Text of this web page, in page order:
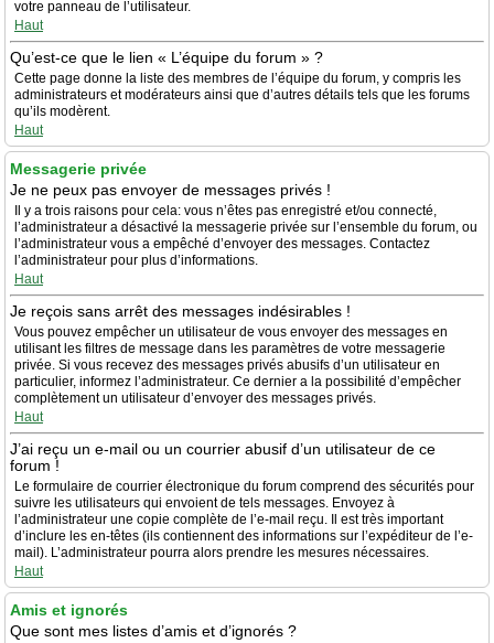
votre panneau de l’utilisateur.
Haut
Qu’est-ce que le lien « L’équipe du forum » ?
Cette page donne la liste des membres de l’équipe du forum, y compris les
administrateurs et modérateurs ainsi que d’autres détails tels que les forums
qu’ils modèrent.
Haut
Messagerie privée
Je ne peux pas envoyer de messages privés !
Il y a trois raisons pour cela: vous n’êtes pas enregistré et/ou connecté,
l’administrateur a désactivé la messagerie privée sur l’ensemble du forum, ou
l’administrateur vous a empêché d’envoyer des messages. Contactez
l’administrateur pour plus d’informations.
Haut
Je reçois sans arrêt des messages indésirables !
Vous pouvez empêcher un utilisateur de vous envoyer des messages en
utilisant les filtres de message dans les paramètres de votre messagerie
privée. Si vous recevez des messages privés abusifs d’un utilisateur en
particulier, informez l’administrateur. Ce dernier a la possibilité d’empêcher
complètement un utilisateur d’envoyer des messages privés.
Haut
J’ai reçu un e-mail ou un courrier abusif d’un utilisateur de ce
forum !
Le formulaire de courrier électronique du forum comprend des sécurités pour
suivre les utilisateurs qui envoient de tels messages. Envoyez à
l’administrateur une copie complète de l’e-mail reçu. Il est très important
d’inclure les en-têtes (ils contiennent des informations sur l’expéditeur de l’e-
mail). L’administrateur pourra alors prendre les mesures nécessaires.
Haut
Amis et ignorés
Que sont mes listes d’amis et d’ignorés ?